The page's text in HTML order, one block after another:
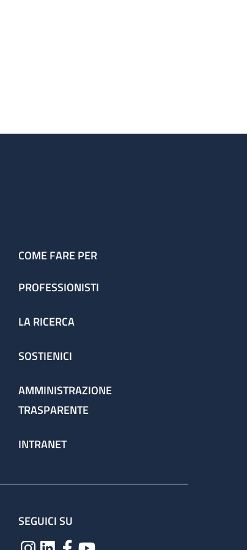
COME FARE PER
PROFESSIONISTI
LA RICERCA
SOSTIENICI
AMMINISTRAZIONE
TRASPARENTE
INTRANET
SEGUICI SU